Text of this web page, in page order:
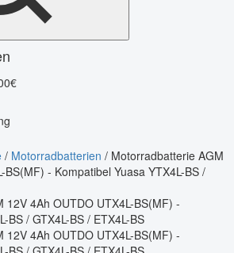
/ Motorradbatterien / Motorradbatterie AGM
BS(MF) - Kompatibel Yuasa YTX4L-BS /